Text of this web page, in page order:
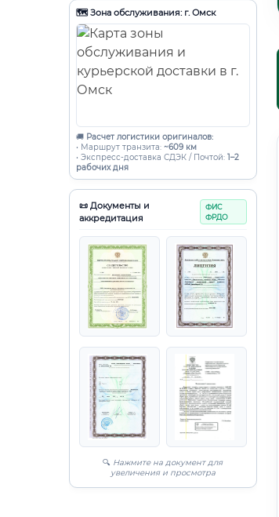
🗺️ Зона обслуживания: г. Омск
🚚 Расчет логистики оригиналов:
• Маршрут транзита: ~609 км
• Экспресс-доставка СДЭК / Почтой: 1–2
рабочих дня
📜 Документы и
аккредитация
ФИС
ФРДО
🔍 Нажмите на документ для
увеличения и просмотра